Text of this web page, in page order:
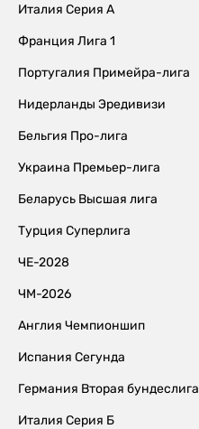
Италия Серия А
Франция Лига 1
Португалия Примейра-лига
Нидерланды Эредивизи
Бельгия Про-лига
Украина Премьер-лига
Беларусь Высшая лига
Турция Суперлига
ЧЕ-2028
ЧМ-2026
Англия Чемпионшип
Испания Сегунда
Германия Вторая бундеслига
Италия Серия Б